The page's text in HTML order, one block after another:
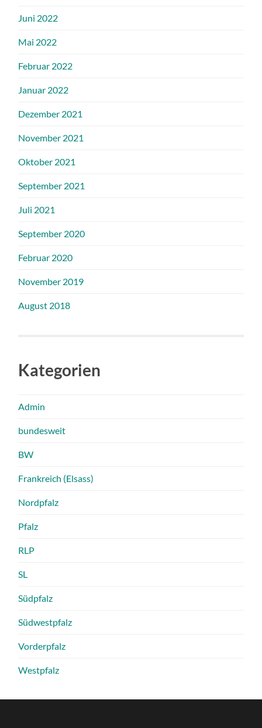
Juni 2022
Mai 2022
Februar 2022
Januar 2022
Dezember 2021
November 2021
Oktober 2021
September 2021
Juli 2021
September 2020
Februar 2020
November 2019
August 2018
Kategorien
Admin
bundesweit
BW
Frankreich (Elsass)
Nordpfalz
Pfalz
RLP
SL
Südpfalz
Südwestpfalz
Vorderpfalz
Westpfalz